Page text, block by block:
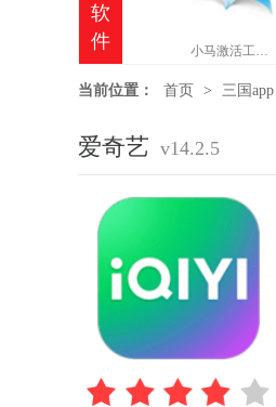
软
件
小马激活工具官网版
当前位置： 首页 > 三国app
爱奇艺 v14.2.5